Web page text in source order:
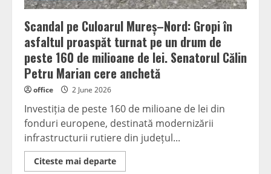
Scandal pe Culoarul Mureș–Nord: Gropi în
asfaltul proaspăt turnat pe un drum de
peste 160 de milioane de lei. Senatorul Călin
Petru Marian cere anchetă
office 2 June 2026
Investiția de peste 160 de milioane de lei din
fonduri europene, destinată modernizării
infrastructurii rutiere din județul...
Citeste mai departeRead
more